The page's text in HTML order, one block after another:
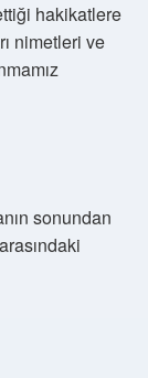
hakikatlere
nimetleri ve
sonundan